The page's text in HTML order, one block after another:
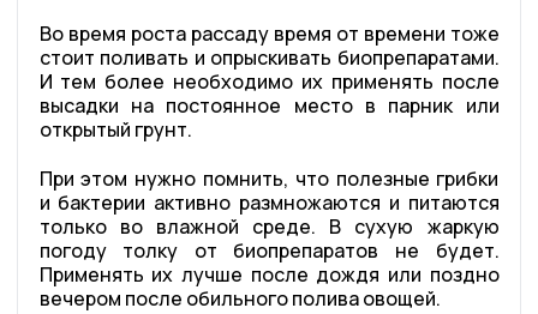
Во время роста рассаду время от времени тоже
стоит поливать и опрыскивать биопрепаратами.
И тем более необходимо их применять после
высадки на постоянное место в парник или
открытый грунт.
При этом нужно помнить, что полезные грибки
и бактерии активно размножаются и питаются
только во влажной среде. В сухую жаркую
погоду толку от биопрепаратов не будет.
Применять их лучше после дождя или поздно
вечером после обильного полива овощей.